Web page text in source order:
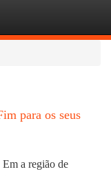
para os seus
a região de